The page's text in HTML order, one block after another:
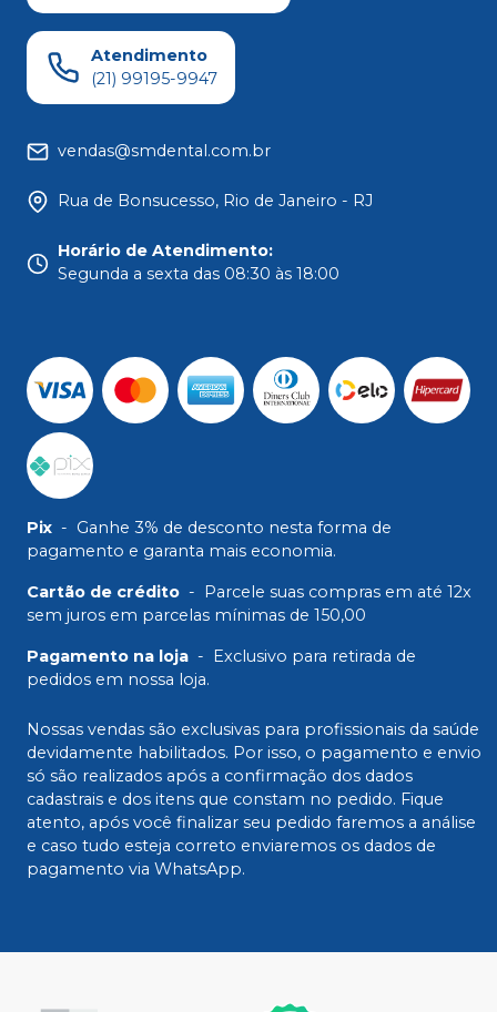
Atendimento
(21) 99195-9947
vendas@smdental.com.br
Rua de Bonsucesso, Rio de Janeiro - RJ
Horário de Atendimento:
Segunda a sexta das 08:30 às 18:00
Pix - Ganhe 3% de desconto nesta forma de
pagamento e garanta mais economia.
Cartão de crédito - Parcele suas compras em até 12x
sem juros em parcelas mínimas de 150,00
Pagamento na loja - Exclusivo para retirada de
pedidos em nossa loja.
Nossas vendas são exclusivas para profissionais da saúde
devidamente habilitados. Por isso, o pagamento e envio
só são realizados após a confirmação dos dados
cadastrais e dos itens que constam no pedido. Fique
atento, após você finalizar seu pedido faremos a análise
e caso tudo esteja correto enviaremos os dados de
pagamento via WhatsApp.